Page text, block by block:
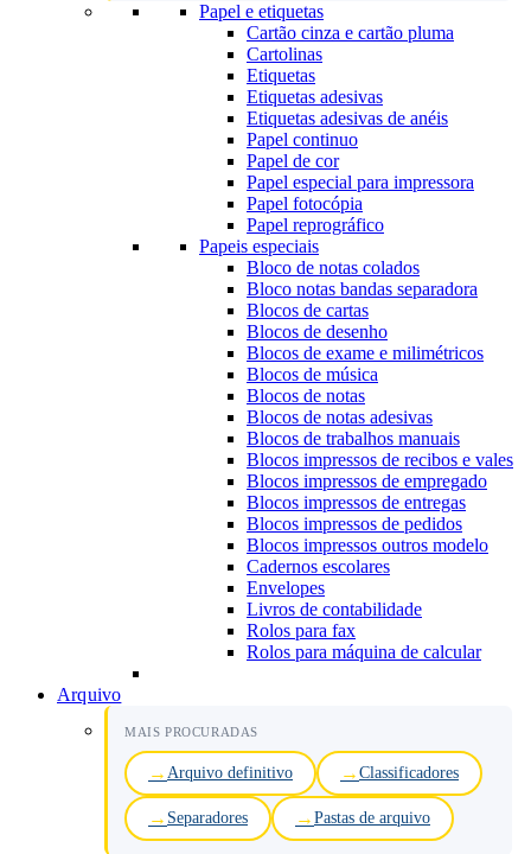
Papel e etiquetas
Cartão cinza e cartão pluma
Cartolinas
Etiquetas
Etiquetas adesivas
Etiquetas adesivas de anéis
Papel continuo
Papel de cor
Papel especial para impressora
Papel fotocópia
Papel reprográfico
Papeis especiais
Bloco de notas colados
Bloco notas bandas separadora
Blocos de cartas
Blocos de desenho
Blocos de exame e milimétricos
Blocos de música
Blocos de notas
Blocos de notas adesivas
Blocos de trabalhos manuais
Blocos impressos de recibos e vales
Blocos impressos de empregado
Blocos impressos de entregas
Blocos impressos de pedidos
Blocos impressos outros modelo
Cadernos escolares
Envelopes
Livros de contabilidade
Rolos para fax
Rolos para máquina de calcular
Arquivo
MAIS PROCURADAS
Arquivo definitivo Classificadores
Separadores Pastas de arquivo